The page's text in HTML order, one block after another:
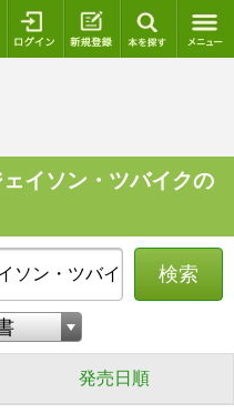
ログイン 新規登録
イソン・ツバイクの
検索
発売日順